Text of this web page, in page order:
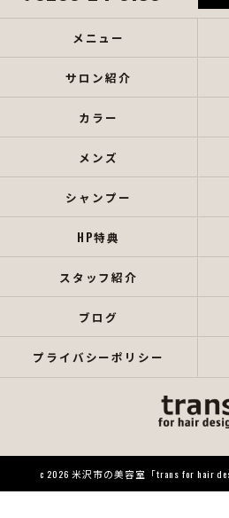
メニュー
サロン紹介
カラー
メンズ
シャンプー
HP特典
スタッフ紹介
ブログ
プライバシーポリシー
c 2026 米沢市の美容室「trans for hair